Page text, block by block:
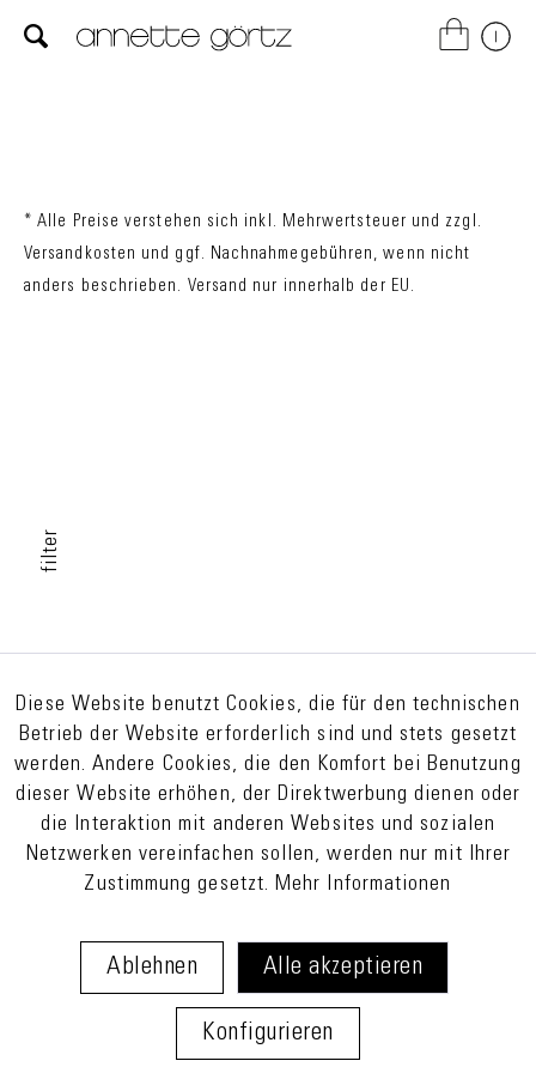
filter
* Alle Preise verstehen sich inkl. Mehrwertsteuer und zzgl.
Versandkosten und ggf. Nachnahmegebühren, wenn nicht
anders beschrieben. Versand nur innerhalb der EU.
Diese Website benutzt Cookies, die für den technischen
Betrieb der Website erforderlich sind und stets gesetzt
werden. Andere Cookies, die den Komfort bei Benutzung
dieser Website erhöhen, der Direktwerbung dienen oder
die Interaktion mit anderen Websites und sozialen
Netzwerken vereinfachen sollen, werden nur mit Ihrer
Zustimmung gesetzt.Mehr Informationen
Ablehnen Alle akzeptieren
Konfigurieren